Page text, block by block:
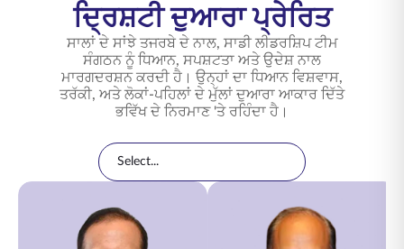
ਦ੍ਰਿਸ਼ਟੀ ਦੁਆਰਾ ਪ੍ਰੇਰਿਤ
ਸਾਲਾਂ ਦੇ ਸਾਂਝੇ ਤਜਰਬੇ ਦੇ ਨਾਲ, ਸਾਡੀ ਲੀਡਰਸ਼ਿਪ ਟੀਮ
ਸੰਗਠਨ ਨੂੰ ਧਿਆਨ, ਸਪਸ਼ਟਤਾ ਅਤੇ ਉਦੇਸ਼ ਨਾਲ
ਮਾਰਗਦਰਸ਼ਨ ਕਰਦੀ ਹੈ। ਉਨ੍ਹਾਂ ਦਾ ਧਿਆਨ ਵਿਸ਼ਵਾਸ,
ਤਰੱਕੀ, ਅਤੇ ਲੋਕਾਂ-ਪਹਿਲਾਂ ਦੇ ਮੁੱਲਾਂ ਦੁਆਰਾ ਆਕਾਰ ਦਿੱਤੇ
ਭਵਿੱਖ ਦੇ ਨਿਰਮਾਣ 'ਤੇ ਰਹਿੰਦਾ ਹੈ।
Leadership Directory
Filter leadership by category
Select...
Leadership Team Members